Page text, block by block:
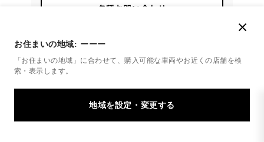
お住まいの地域: ーーー
「お住まいの地域」に合わせて、購入可能な車両やお近くの店舗を検
索・表示します。
各種お問い合わせ
096-281-7820
1